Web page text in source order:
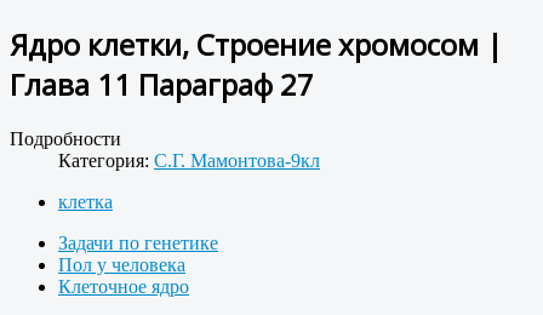
Ядро клетки, Строение хромосом |
Глава 11 Параграф 27
Подробности
Категория: С.Г. Мамонтова-9кл
клетка
Задачи по генетике
Пол у человека
Клеточное ядро